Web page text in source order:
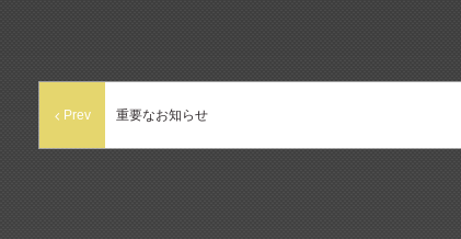
Prev 重要なお知らせ